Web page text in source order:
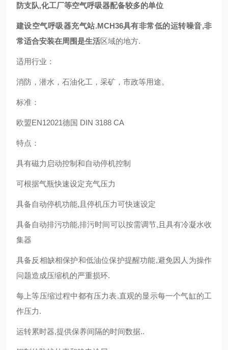
防支队,化工厂等空气呼吸器配备较多的单位
建设空气呼吸器充气站.MCH36具有非常低的运转噪音,非
常适合安装在周围是生活区域的地方.
适用行业：
消防，潜水，石油化工，采矿，市政等用途。
标准：
欧盟EN12021德国 DIN 3188 CA
特点：
具有磁力启动控制和自动停机控制
可根据气瓶快速设定充气压力
具备自动停机功能,且停机压力可快速设定
具备自动排污功能,排污时间可以按需调节,且具有冷凝水收
集器
具备反相缺相保护和低油位保护提醒功能,避免因人为操作
问题造成压缩机的严重损环.
每上等压缩过程中都有压力表.直观的显示每一个气缸的工
作压力.
运转累时器,提供保养间隔的时间数据..